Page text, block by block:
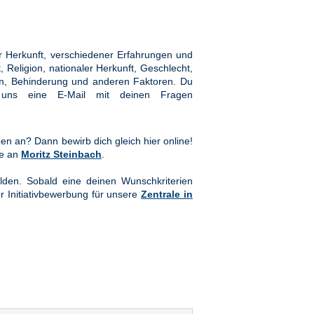
verschiedener Erfahrungen und
nationaler Herkunft, Geschlecht,
Behinderung und anderen Faktoren. Du
eine E-Mail mit deinen Fragen
an? Dann bewirb dich gleich hier online!
an Moritz Steinbach
Sobald eine deinen Wunschkriterien
Initiativbewerbung für unsereZentrale in